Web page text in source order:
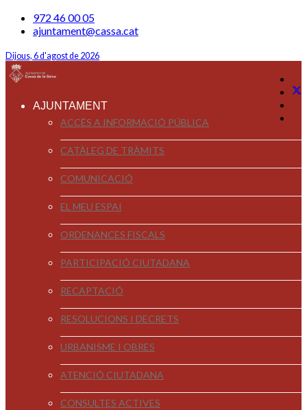
972 46 00 05
ajuntament@cassa.cat
Dijous, 6 d'agost de 2026
AJUNTAMENT
ACCÉS A INFORMACIÓ PÚBLICA
CATÀLEG DE TRÀMITS
COMUNICACIÓ
EL MEU ESPAI
ORDENANCES FISCALS
PARTICIPACIÓ CIUTADANA
RECAPTACIÓ
RESOLUCIONS I DECRETS
URBANISME I OBRES
ATENCIÓ CIUTADANA
CONSULTES ACTIVES